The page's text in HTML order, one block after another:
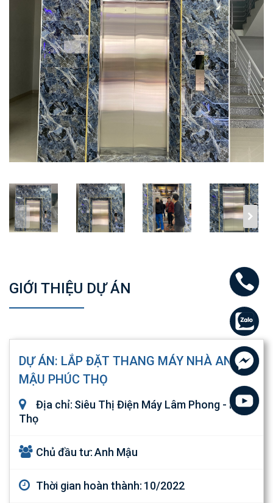
GIỚI THIỆU DỰ ÁN
DỰ ÁN: LẮP ĐẶT THANG MÁY NHÀ ANH
MẬU PHÚC THỌ
Địa chỉ: Siêu Thị Điện Máy Lâm Phong - Phúc
Thọ
Chủ đầu tư:Anh Mậu
Thời gian hoàn thành: 10/2022